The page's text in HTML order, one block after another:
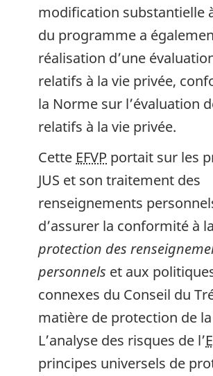
modification substantielle
du programme a
réalisation d’une
relatifs à la vie privée,
la Norme sur l’évaluation
relatifs à la vie privée.
Cette EFVP portait sur les
JUS et son traitement des
renseignements
d’assurer la conformité à la
protection des
personnels et aux
connexes du Conseil du
matière de protection de
L’analyse des risques de l’
principes universels de